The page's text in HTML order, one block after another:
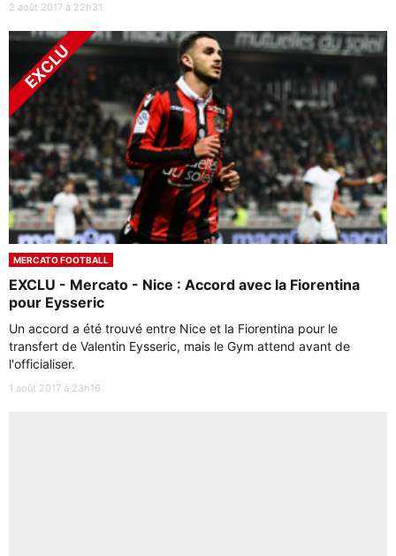
2 août 2017 à 22h31
MERCATO FOOTBALL
EXCLU - Mercato - Nice : Accord avec la Fiorentina
pour Eysseric
Un accord a été trouvé entre Nice et la Fiorentina pour le
transfert de Valentin Eysseric, mais le Gym attend avant de
l'officialiser.
1 août 2017 à 23h16